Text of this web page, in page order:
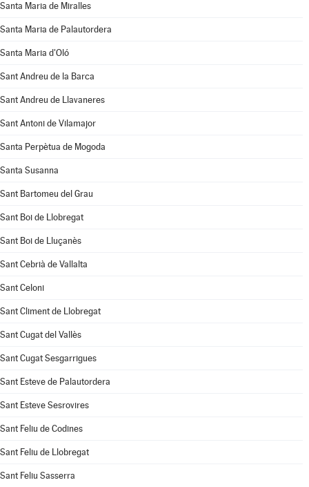
Santa Maria de Miralles
Santa Maria de Palautordera
Santa Maria d'Oló
Sant Andreu de la Barca
Sant Andreu de Llavaneres
Sant Antoni de Vilamajor
Santa Perpètua de Mogoda
Santa Susanna
Sant Bartomeu del Grau
Sant Boi de Llobregat
Sant Boi de Lluçanès
Sant Cebrià de Vallalta
Sant Celoni
Sant Climent de Llobregat
Sant Cugat del Vallès
Sant Cugat Sesgarrigues
Sant Esteve de Palautordera
Sant Esteve Sesrovires
Sant Feliu de Codines
Sant Feliu de Llobregat
Sant Feliu Sasserra